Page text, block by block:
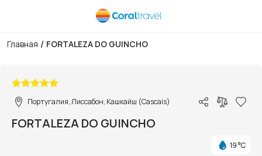
Главная / FORTALEZA DO GUINCHO
Португалия, Лиссабон, Кашкайш (Cascais)
FORTALEZA DO GUINCHO
19 °C